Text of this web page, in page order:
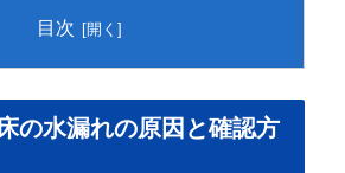
目次
の水漏れの原因と確認方